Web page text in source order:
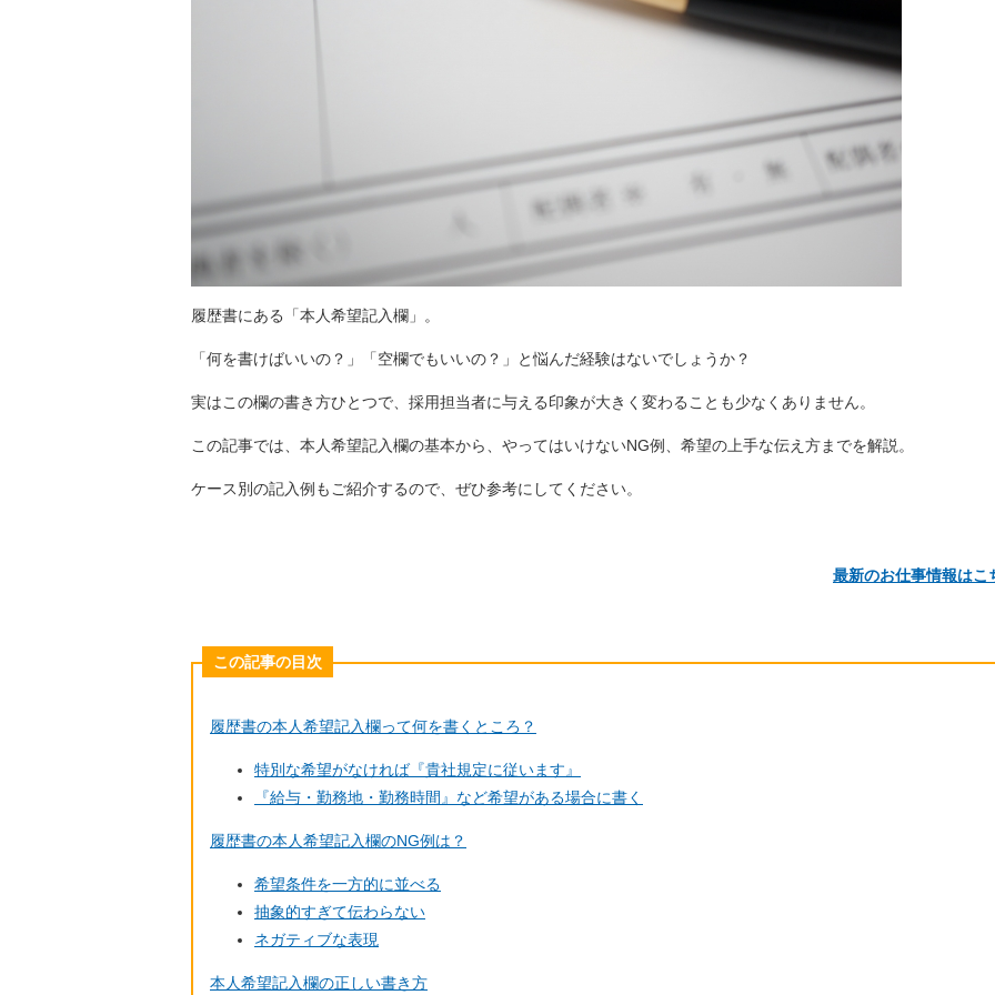
履歴書にある「本人希望記入欄」。
「何を書けばいいの？」「空欄でもいいの？」と悩んだ経験はないでしょうか？
実はこの欄の書き方ひとつで、採用担当者に与える印象が大きく変わることも少なくありません。
この記事では、本人希望記入欄の基本から、やってはいけないNG例、希望の上手な伝え方までを解説。
ケース別の記入例もご紹介するので、ぜひ参考にしてください。
最新のお仕事情報は
この記事の目次
履歴書の本人希望記入欄って何を書くところ？
特別な希望がなければ『貴社規定に従います』
『給与・勤務地・勤務時間』など希望がある場合に書く
履歴書の本人希望記入欄のNG例は？
希望条件を一方的に並べる
抽象的すぎて伝わらない
ネガティブな表現
本人希望記入欄の正しい書き方